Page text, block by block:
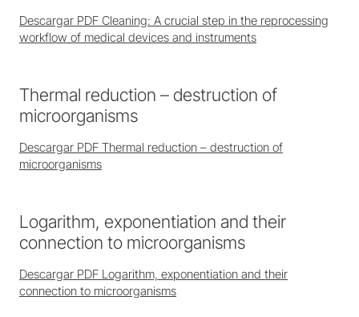
Descargar PDF Cleaning: A crucial step in the reprocessing
workflow of medical devices and instruments
Thermal reduction – destruction of
microorganisms
Descargar PDF Thermal reduction – destruction of
microorganisms
Logarithm, exponentiation and their
connection to microorganisms
Descargar PDF Logarithm, exponentiation and their
connection to microorganisms